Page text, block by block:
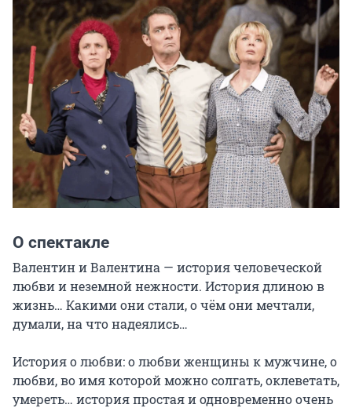
О спектакле
Валентин и Валентина — история человеческой
любви и неземной нежности. История длиною в
жизнь… Какими они стали, о чём они мечтали,
думали, на что надеялись…
История о любви: о любви женщины к мужчине, о
любви, во имя которой можно солгать, оклеветать,
умереть… история простая и одновременно очень